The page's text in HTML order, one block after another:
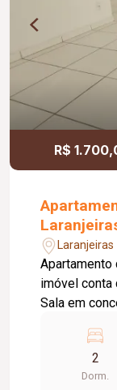
R$
Apartamento
imóvel conta
Sala em
garagem coberta; O
Portaria 24
eletrônicos;
2
Dorm.